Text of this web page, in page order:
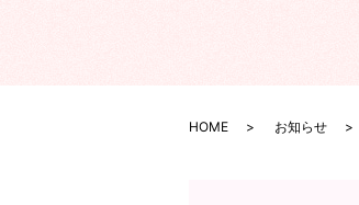
HOME お知らせ